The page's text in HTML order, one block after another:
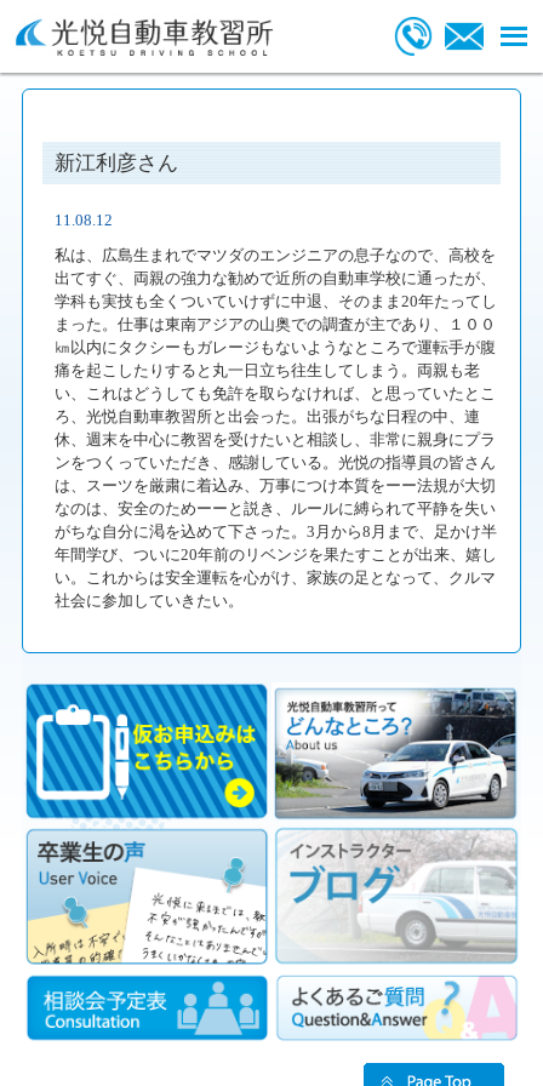
新江利彦さん
11.08.12
私は、広島生まれでマツダのエンジニアの息子なので、高校を
出てすぐ、両親の強力な勧めで近所の自動車学校に通ったが、
学科も実技も全くついていけずに中退、そのまま20年たってし
まった。仕事は東南アジアの山奥での調査が主であり、１００
㎞以内にタクシーもガレージもないようなところで運転手が腹
痛を起こしたりすると丸一日立ち往生してしまう。両親も老
い、これはどうしても免許を取らなければ、と思っていたとこ
ろ、光悦自動車教習所と出会った。出張がちな日程の中、連
休、週末を中心に教習を受けたいと相談し、非常に親身にプラ
ンをつくっていただき、感謝している。光悦の指導員の皆さん
は、スーツを厳粛に着込み、万事につけ本質をーー法規が大切
なのは、安全のためーーと説き、ルールに縛られて平静を失い
がちな自分に渇を込めて下さった。3月から8月まで、足かけ半
年間学び、ついに20年前のリベンジを果たすことが出来、嬉し
い。これからは安全運転を心がけ、家族の足となって、クルマ
社会に参加していきたい。